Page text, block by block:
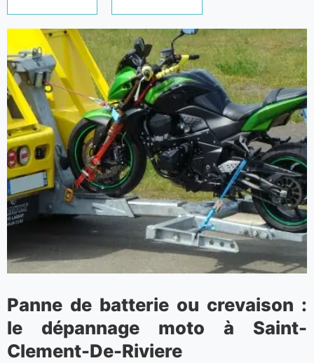
Panne de batterie ou crevaison :
le dépannage moto à Saint-
Clement-De-Riviere